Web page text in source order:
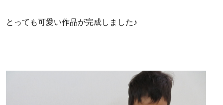
とっても可愛い作品が完成しました♪